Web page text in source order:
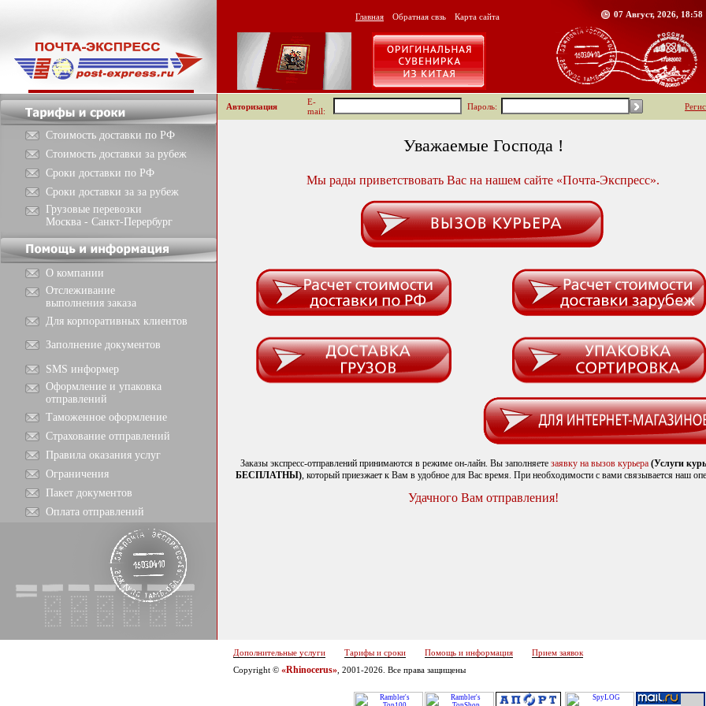
Главная Обратная свзь Карта сайта 07 Август, 2026, 18:58
Стоимость доставки по РФ
Стоимость доставки за рубеж
Сроки доставки по РФ
Сроки доставки за за рубеж
Грузовые перевозки
Москва - Санкт-Перербург
О компании
Отслеживание
выполнения заказа
Для корпоративных клиентов
Заполнение документов
SMS информер
Оформление и упаковка
отправлений
Таможенное оформление
Страхование отправлений
Правила оказания услуг
Ограничения
Пакет документов
Оплата отправлений
Авторизация
E-
mail:
Пароль:
Уважаемые Господа !
Мы рады приветствовать Вас на нашем сайте «Почта-Экспресс».
Заказы экспресс-отправлений принимаются в режиме он-лайн. Вы заполняете заявку на вызов курьера (Услуги
БЕСПЛАТНЫ), который приезжает к Вам в удобное для Вас время. При необходимости с вами связывается наш
Удачного Вам отправления!
Дополнительные услуги Тарифы и сроки Помощь и информация
Прием заявок
Copyright © «Rhinocerus» , 2001-2026. Все права защищены